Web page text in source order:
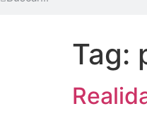
Tag: